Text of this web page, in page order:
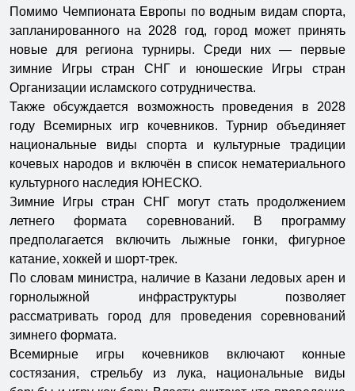
Помимо Чемпионата Европы по водным видам спорта,
запланированного на 2028 год, город может принять
новые для региона турниры. Среди них — первые
зимние Игры стран СНГ и юношеские Игры стран
Организации исламского сотрудничества.
Также обсуждается возможность проведения в 2028
году Всемирных игр кочевников. Турнир объединяет
национальные виды спорта и культурные традиции
кочевых народов и включён в список нематериального
культурного наследия ЮНЕСКО.
Зимние Игры стран СНГ могут стать продолжением
летнего формата соревнований. В программу
предполагается включить лыжные гонки, фигурное
катание, хоккей и шорт-трек.
По словам министра, наличие в Казани ледовых арен и
горнолыжной инфраструктуры позволяет
рассматривать город для проведения соревнований
зимнего формата.
Всемирные игры кочевников включают конные
состязания, стрельбу из лука, национальные виды